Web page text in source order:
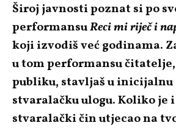
Široj javnosti poznat si po
performansuReci mi riječ i
koji izvodiš već godinama.
u tom performansu
publiku, stavljaš u
stvaralačku ulogu. Koliko je
stvaralački čin utjecao na